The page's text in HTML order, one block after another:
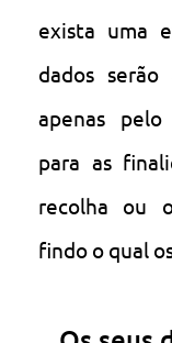
exista uma
dados serão
apenas
para as
recolha ou
findo o qual